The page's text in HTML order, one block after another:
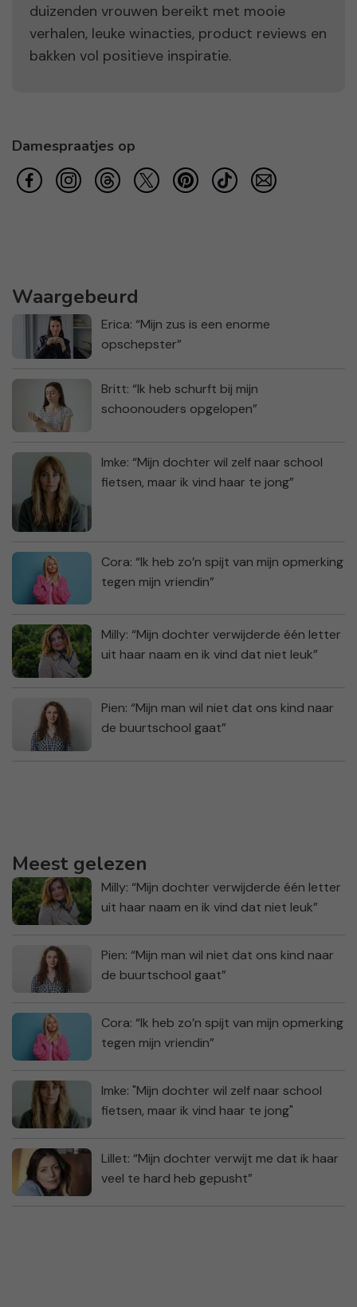
duizenden vrouwen bereikt met mooie
verhalen, leuke winacties, product reviews en
bakken vol positieve inspiratie.
Damespraatjes op
Waargebeurd
Erica: “Mijn zus is een enorme
opschepster”
Britt: “Ik heb schurft bij mijn
schoonouders opgelopen”
Imke: “Mijn dochter wil zelf naar school
fietsen, maar ik vind haar te jong”
Cora: “Ik heb zo’n spijt van mijn opmerking
tegen mijn vriendin”
Milly: “Mijn dochter verwijderde één letter
uit haar naam en ik vind dat niet leuk”
Pien: “Mijn man wil niet dat ons kind naar
de buurtschool gaat”
Meest gelezen
Milly: “Mijn dochter verwijderde één letter
uit haar naam en ik vind dat niet leuk”
Pien: “Mijn man wil niet dat ons kind naar
de buurtschool gaat”
Cora: “Ik heb zo’n spijt van mijn opmerking
tegen mijn vriendin”
Imke: "Mijn dochter wil zelf naar school
fietsen, maar ik vind haar te jong"
Lillet: “Mijn dochter verwijt me dat ik haar
veel te hard heb gepusht”